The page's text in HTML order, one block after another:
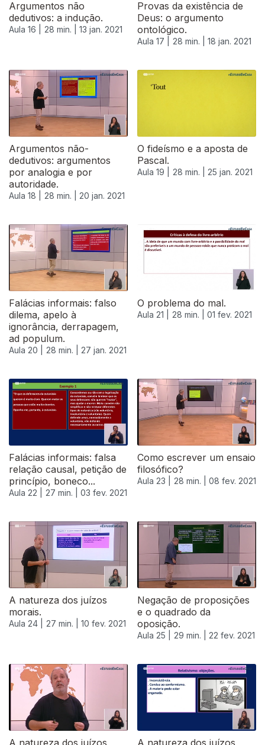
Argumentos não
dedutivos: a indução.
Aula 16 | 28 min. | 13 jan. 2021
Provas da existência de
Deus: o argumento
ontológico.
Aula 17 | 28 min. | 18 jan. 2021
Argumentos não-
dedutivos: argumentos
por analogia e por
autoridade.
Aula 18 | 28 min. | 20 jan. 2021
O fideísmo e a aposta de
Pascal.
Aula 19 | 28 min. | 25 jan. 2021
Falácias informais: falso
dilema, apelo à
ignorância, derrapagem,
ad populum.
Aula 20 | 28 min. | 27 jan. 2021
O problema do mal.
Aula 21 | 28 min. | 01 fev. 2021
Falácias informais: falsa
relação causal, petição de
princípio, boneco...
Aula 22 | 27 min. | 03 fev. 2021
Como escrever um ensaio
filosófico?
Aula 23 | 28 min. | 08 fev. 2021
522843
A natureza dos juízos
morais.
Aula 24 | 27 min. | 10 fev. 2021
Negação de proposições
e o quadrado da
oposição.
Aula 25 | 29 min. | 22 fev. 2021